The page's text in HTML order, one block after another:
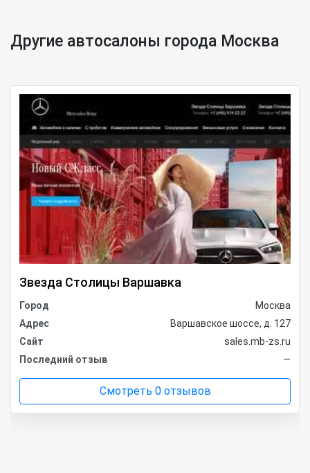
Другие автосалоны города Москва
Звезда Столицы Варшавка
Город
Москва
Адрес
Варшавское шоссе, д. 127
Сайт
sales.mb-zs.ru
Последний отзыв
—
Смотреть 0 отзывов